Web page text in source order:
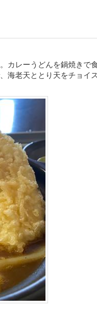
カレーうどんを鍋焼きで
海老天ととり天をチョイ